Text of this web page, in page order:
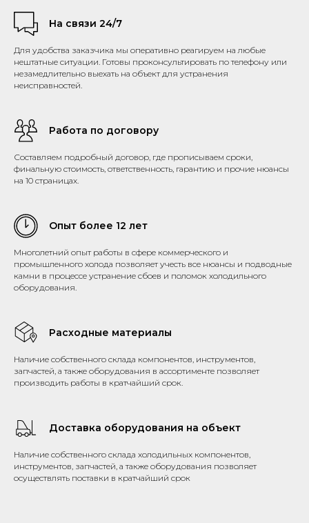
На связи 24/7
Для удобства заказчика мы оперативно реагируем на любые
нештатные ситуации. Готовы проконсультировать по телефону или
незамедлительно выехать на объект для устранения
неисправностей.
Работа по договору
Составляем подробный договор, где прописываем сроки,
финальную стоимость, ответственность, гарантию и прочие нюансы
на 10 страницах.
Опыт более 12 лет
Многолетний опыт работы в сфере коммерческого и
промышленного холода позволяет учесть все нюансы и подводные
камни в процессе устранение сбоев и поломок холодильного
оборудования.
Расходные материалы
Наличие собственного склада компонентов, инструментов,
запчастей, а также оборудования в ассортименте позволяет
производить работы в кратчайший срок.
Доставка оборудования на объект
Наличие собственного склада холодильных компонентов,
инструментов, запчастей, а также оборудования позволяет
осуществлять поставки в кратчайший срок